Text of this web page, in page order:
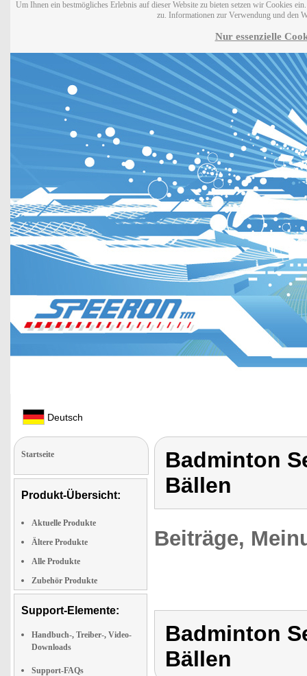
Um Ihnen ein bestmögliches Erlebnis auf dieser Website zu bieten setzen wir Cookies
zu. Informationen zur Verwendung und den
Nur essenzielle
Deutsch
Startseite
Produkt-Übersicht:
Aktuelle Produkte
Ältere Produkte
Alle Produkte
Zubehör Produkte
Support-Elemente:
Handbuch-, Treiber-, Video-
Downloads
Support-FAQs
Badminton
Bällen
Beiträge,
Badminton
Bällen